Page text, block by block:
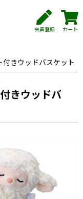
会員登録 カート
付きウッドバスケット
きウッドバ